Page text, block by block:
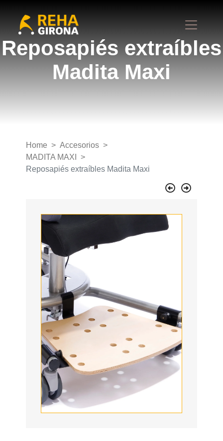
Reposapiés extraíbles
Madita Maxi
Home
Accesorios
MADITA MAXI
Reposapiés extraíbles Madita Maxi